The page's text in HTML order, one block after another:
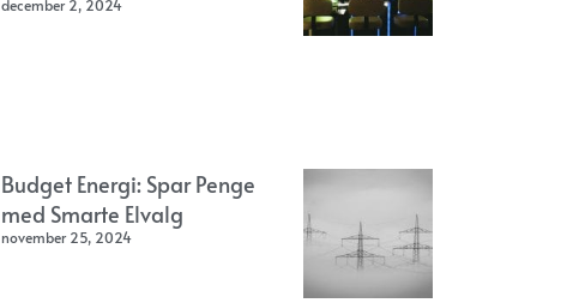
december 2, 2024
Budget Energi: Spar Penge
med Smarte Elvalg
november 25, 2024